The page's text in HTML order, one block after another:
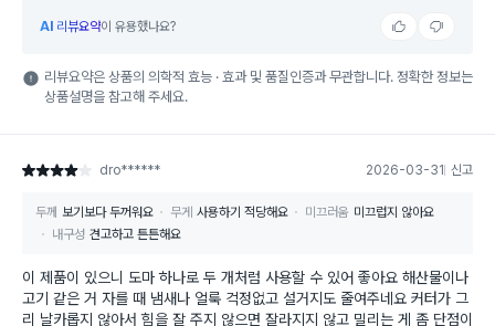
AI 리뷰요약이 유용했나요?
리뷰요약은 상품의 의학적 효능 · 효과 및 품질인증과 무관합니다. 정확한 정보는
상품설명을 참고해 주세요.
별점 4점 dro****** 2026-03-31 신고
두께 보기보다 두꺼워요 무게 사용하기 적당해요 미끄러움 미끄럽지 않아요
내구성 견고하고 튼튼해요
이 제품이 있으니 도마 하나로 두 개처럼 사용할 수 있어 좋아요 해산물이나
고기 같은 거 자를 때 냄새나 얼룩 걱정없고 설거지도 줄여주네요 커터가 그
리 날카롭지 않아서 힘을 잘 주지 않으면 잘라지지 않고 밀리는 게 좀 단점이